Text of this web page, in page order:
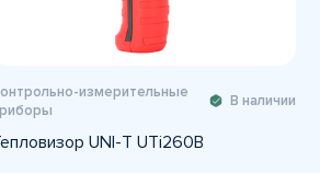
измерительные
В наличии
UNI-T UTi260B